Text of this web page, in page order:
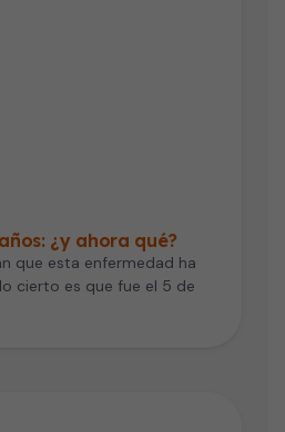
¿y ahora qué?
que esta enfermedad ha
cierto es que fue el 5 de